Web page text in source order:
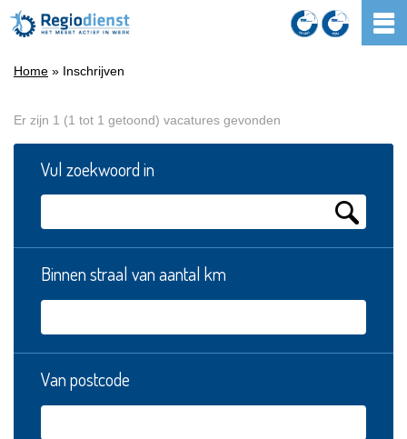
Home » Inschrijven
Er zijn 1 (1 tot 1 getoond) vacatures gevonden
Vul zoekwoord in
Binnen straal van aantal km
Van postcode